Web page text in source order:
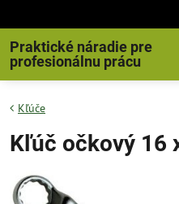
Praktické náradie pre
profesionálnu prácu
Kľúče
Kľúč očkový 16